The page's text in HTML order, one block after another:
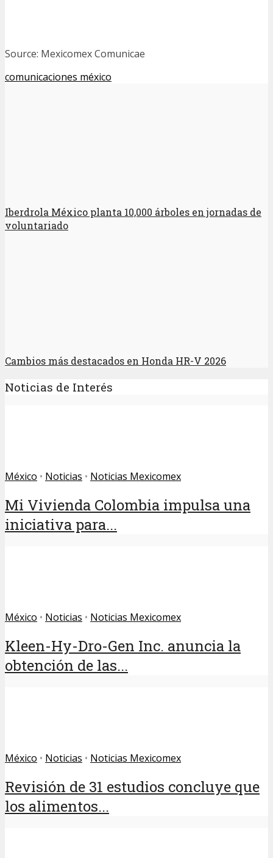
Source: Mexicomex Comunicae
comunicaciones méxico
Iberdrola México planta 10,000 árboles en jornadas de
voluntariado
Cambios más destacados en Honda HR-V 2026
Noticias de Interés
México • Noticias • Noticias Mexicomex
Mi Vivienda Colombia impulsa una
iniciativa para...
México • Noticias • Noticias Mexicomex
Kleen-Hy-Dro-Gen Inc. anuncia la
obtención de las...
México • Noticias • Noticias Mexicomex
Revisión de 31 estudios concluye que
los alimentos...